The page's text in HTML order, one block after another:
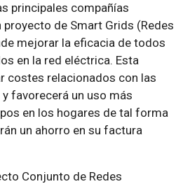
principales compañías
de Smart Grids (Redes
mejorar la eficacia de todos
en la red eléctrica. Esta
costes relacionados con las
favorecerá un uso más
en los hogares de tal forma
un ahorro en su factura
Conjunto de Redes